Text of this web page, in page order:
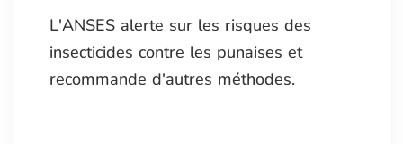
L'ANSES alerte sur les risques des
insecticides contre les punaises et
recommande d'autres méthodes.